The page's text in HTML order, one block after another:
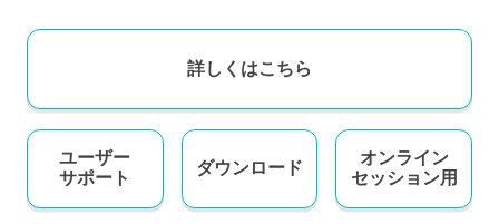
詳しくはこちら
ユーザー
サポート
ダウンロード
オンライン
セッション用